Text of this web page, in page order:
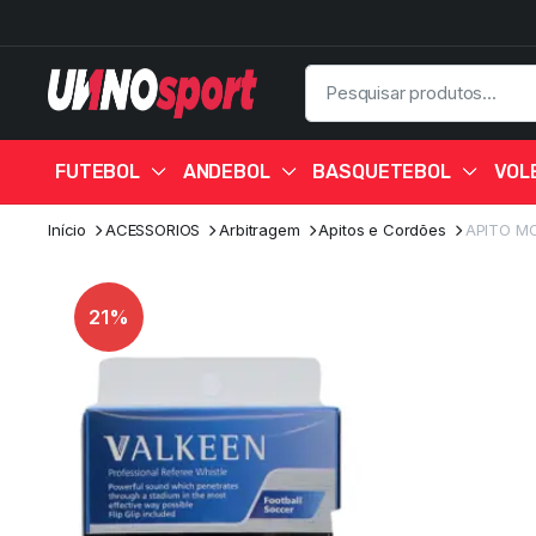
FUTEBOL ANDEBOL BASQUETEBOL
Início ACESSORIOS Arbitragem Apitos e Cordões APITO
21%